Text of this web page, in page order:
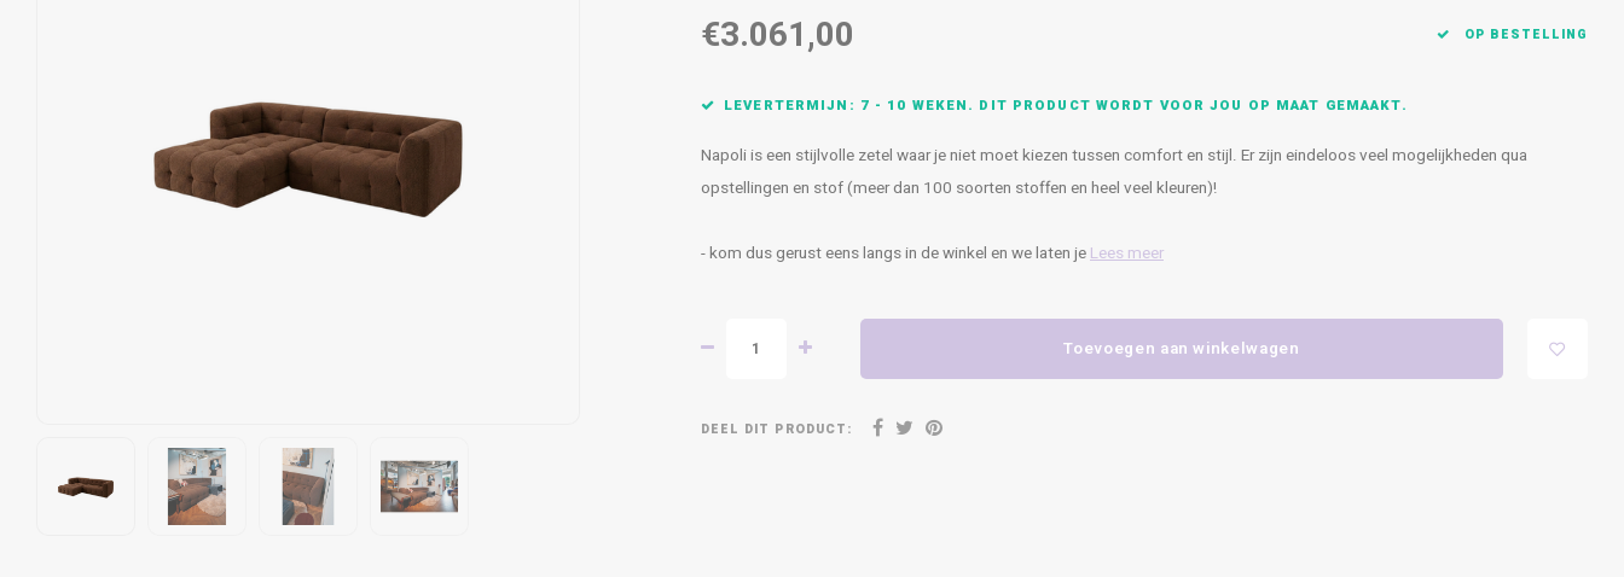
€3.061,00 OP BESTELLING
LEVERTERMIJN: 7 - 10 WEKEN. DIT PRODUCT WORDT VOOR JOU OP MAAT GEMAAKT.
Napoli is een stijlvolle zetel waar je niet moet kiezen tussen comfort en stijl. Er zijn eindeloos veel mogelijkheden qua
opstellingen en stof (meer dan 100 soorten stoffen en heel veel kleuren)!
- kom dus gerust eens langs in de winkel en we laten jeLees meer
Toevoegen aan winkelwagen
DEEL DIT PRODUCT: